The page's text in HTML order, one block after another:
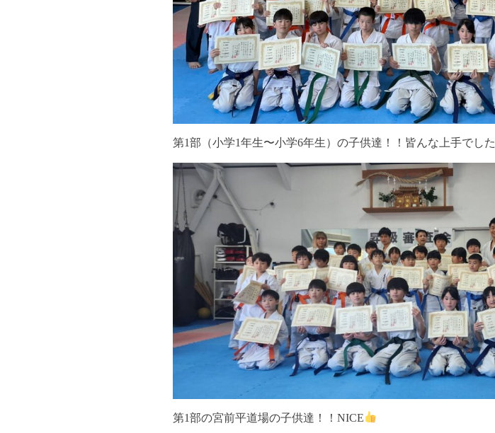
第1部（小学1年生〜小学6年生）の子供達！！皆んな上手でした
第1部の宮前平道場の子供達！！NICE